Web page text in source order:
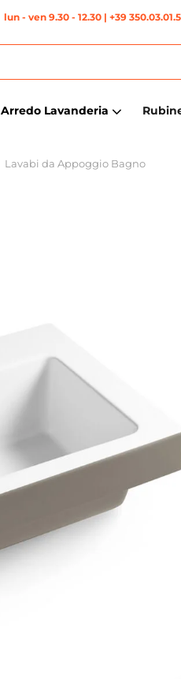
lun - ven 9.30 - 12.30 | +39
Arredo Lavanderia
Lavabi da Appoggio Bagno